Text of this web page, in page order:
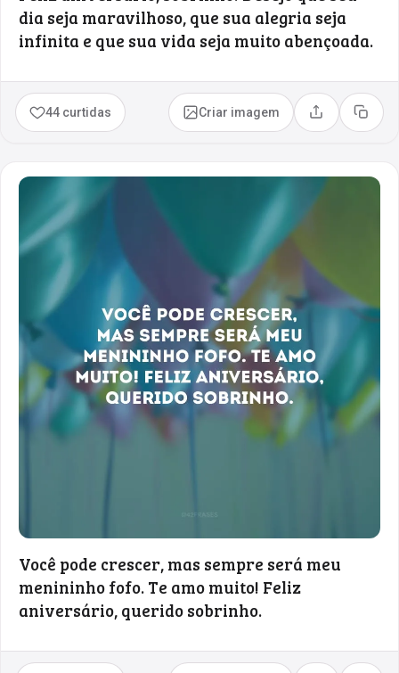
dia seja maravilhoso, que sua alegria seja
infinita e que sua vida seja muito abençoada.
44 curtidas Criar imagem Compartilhar
Copiar
Você pode crescer, mas sempre será meu
menininho fofo. Te amo muito! Feliz
aniversário, querido sobrinho.